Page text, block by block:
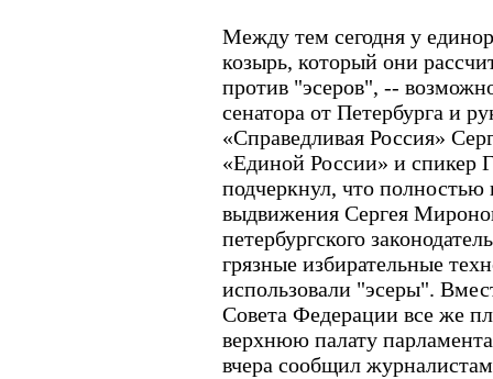
Между тем сегодня у
козырь, который они
против "эсеров", --
сенатора от Петербурга и
«Справедливая Россия»
«Единой России» и спикер
подчеркнул, что
выдвижения Сергея
петербургского
грязные избирательные
использовали "эсеры".
Совета Федерации все же
верхнюю палату
вчера сообщил